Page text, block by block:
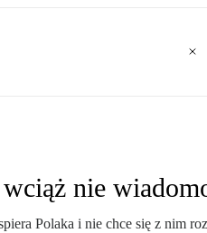
nie
Polaka i nie chce się z nim